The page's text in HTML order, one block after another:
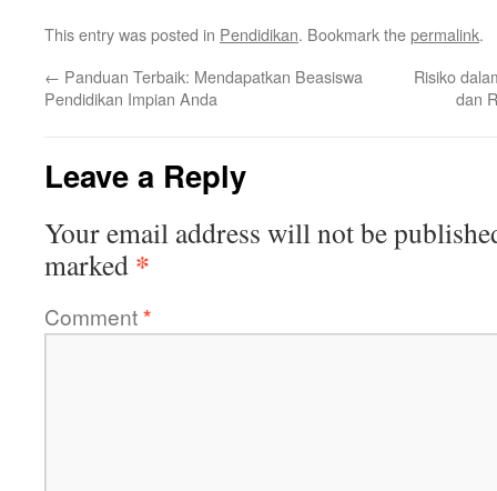
This entry was posted in Pendidikan. Bookmark thepermalink.
← Panduan Terbaik: Mendapatkan Beasiswa
Pendidikan Impian Anda
Risiko
dan
Leave a Reply
Your email address will not be
marked *
Comment*